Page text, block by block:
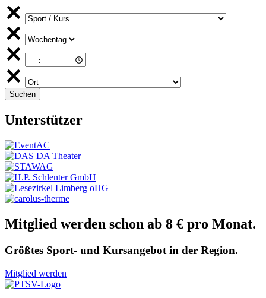
Unterstützer
Mitglied werden schon ab 8 € pro Monat.
Größtes Sport- und Kursangebot in der Region.
Mitglied werden